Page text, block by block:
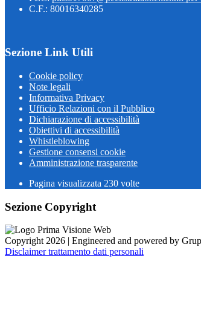
C.F.: 80016340285
Sezione Link Utili
Cookie policy
Note legali
Informativa Privacy
Ufficio Relazioni con il Pubblico
Dichiarazione di accessibilità
Obiettivi di accessibilità
Whistleblowing
Gestione consensi cookie
Amministrazione trasparente
Pagina visualizzata 230 volte
Sezione Copyright
Copyright 2026 | Engineered and powered by
Disclaimer trattamento dati personali